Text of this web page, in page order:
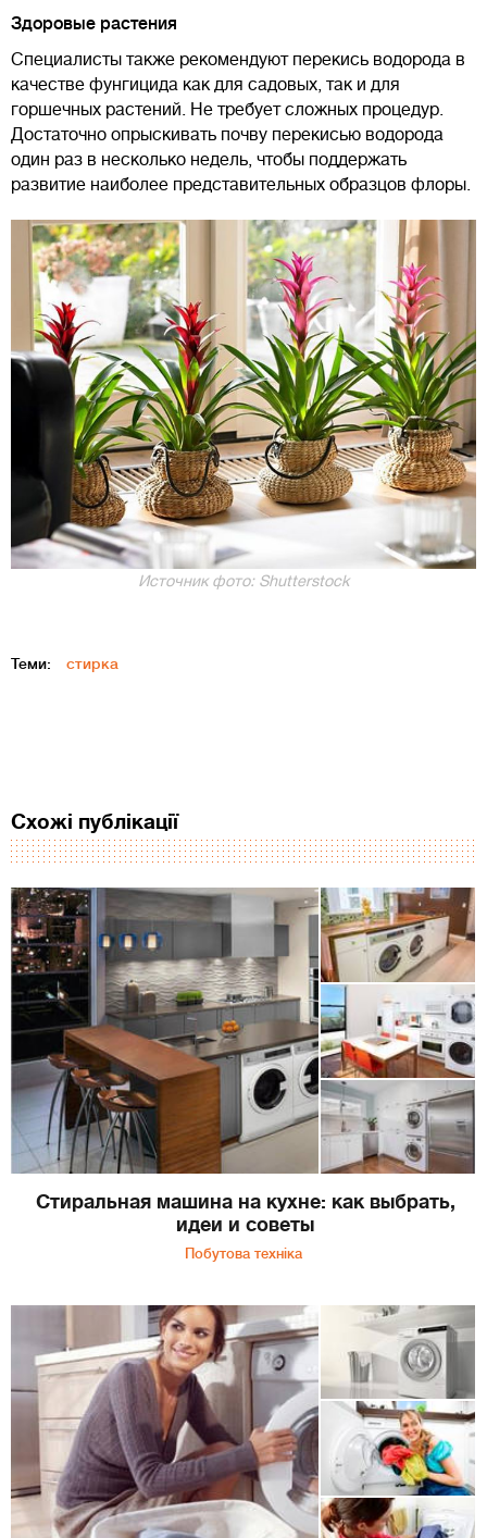
Здоровые растения
Специалисты также рекомендуют перекись водорода в
качестве фунгицида как для садовых, так и для
горшечных растений. Не требует сложных процедур.
Достаточно опрыскивать почву перекисью водорода
один раз в несколько недель, чтобы поддержать
развитие наиболее представительных образцов флоры.
Источник фото: Shutterstock
Теми: стирка
Схожі публікації
Стиральная машина на кухне: как выбрать,
идеи и советы
Побутова техніка